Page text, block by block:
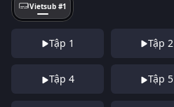
Vietsub #1
Tập 1 Tập 2
Tập 4 Tập 5